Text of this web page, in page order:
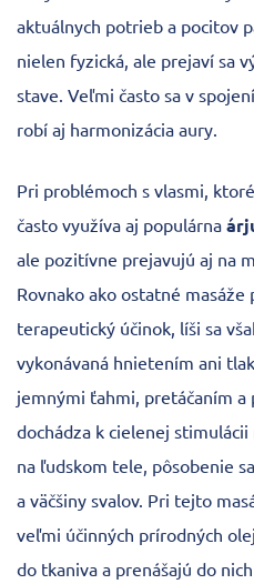
aktuálnych potrieb a pocitov
nielen fyzická, ale prejaví sa
stave. Veľmi často sa v
robí aj harmonizácia aury.
Pri problémoch s vlasmi,
často využíva aj populárna
ale pozitívne prejavujú aj na
Rovnako ako ostatné masáže
terapeutický účinok, líši sa
vykonávaná hnietením ani
jemnými ťahmi, pretáčaním
dochádza k cielenej
na ľudskom tele, pôsobenie
a väčšiny svalov. Pri tejto
veľmi účinných prírodných
do tkaniva a prenášajú do